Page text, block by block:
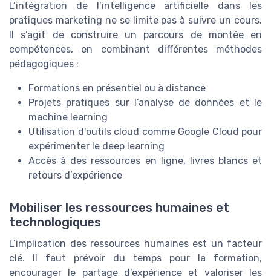
L’intégration de l’intelligence artificielle dans les
pratiques marketing ne se limite pas à suivre un cours.
Il s’agit de construire un parcours de montée en
compétences, en combinant différentes méthodes
pédagogiques :
Formations en présentiel ou à distance
Projets pratiques sur l’analyse de données et le
machine learning
Utilisation d’outils cloud comme Google Cloud pour
expérimenter le deep learning
Accès à des ressources en ligne, livres blancs et
retours d’expérience
Mobiliser les ressources humaines et
technologiques
L’implication des ressources humaines est un facteur
clé. Il faut prévoir du temps pour la formation,
encourager le partage d’expérience et valoriser les